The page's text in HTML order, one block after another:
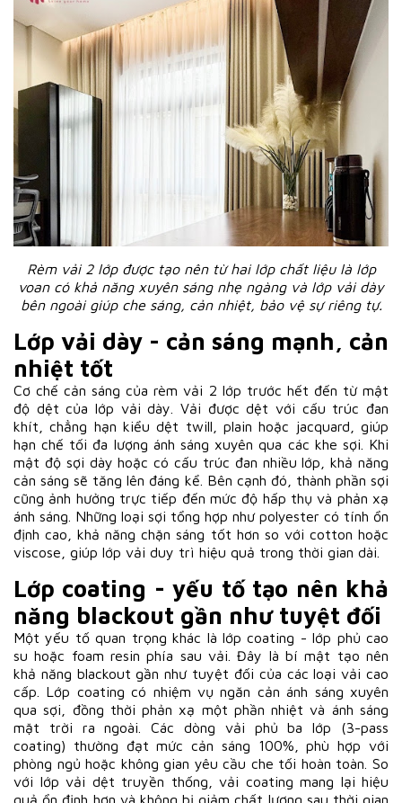
Rèm vải 2 lớp được tạo nên từ hai lớp chất liệu là lớp
voan có khả năng xuyên sáng nhẹ ngàng và lớp vải dày
bên ngoài giúp che sáng, cản nhiệt, bảo vệ sự riêng tự.
Lớp vải dày - cản sáng mạnh, cản
nhiệt tốt
Cơ chế cản sáng của rèm vải 2 lớp trước hết đến từ mật
độ dệt của lớp vải dày. Vải được dệt với cấu trúc đan
khít, chẳng hạn kiểu dệt twill, plain hoặc jacquard, giúp
hạn chế tối đa lượng ánh sáng xuyên qua các khe sợi. Khi
mật độ sợi dày hoặc có cấu trúc đan nhiều lớp, khả năng
cản sáng sẽ tăng lên đáng kể. Bên cạnh đó, thành phần sợi
cũng ảnh hưởng trực tiếp đến mức độ hấp thụ và phản xạ
ánh sáng. Những loại sợi tổng hợp như polyester có tính ổn
định cao, khả năng chặn sáng tốt hơn so với cotton hoặc
viscose, giúp lớp vải duy trì hiệu quả trong thời gian dài.
Lớp coating - yếu tố tạo nên khả
năng blackout gần như tuyệt đối
Một yếu tố quan trọng khác là lớp coating - lớp phủ cao
su hoặc foam resin phía sau vải. Đây là bí mật tạo nên
khả năng blackout gần như tuyệt đối của các loại vải cao
cấp. Lớp coating có nhiệm vụ ngăn cản ánh sáng xuyên
qua sợi, đồng thời phản xạ một phần nhiệt và ánh sáng
mặt trời ra ngoài. Các dòng vải phủ ba lớp (3-pass
coating) thường đạt mức cản sáng 100%, phù hợp với
phòng ngủ hoặc không gian yêu cầu che tối hoàn toàn. So
với lớp vải dệt truyền thống, vải coating mang lại hiệu
quả ổn định hơn và không bị giảm chất lượng sau thời gian